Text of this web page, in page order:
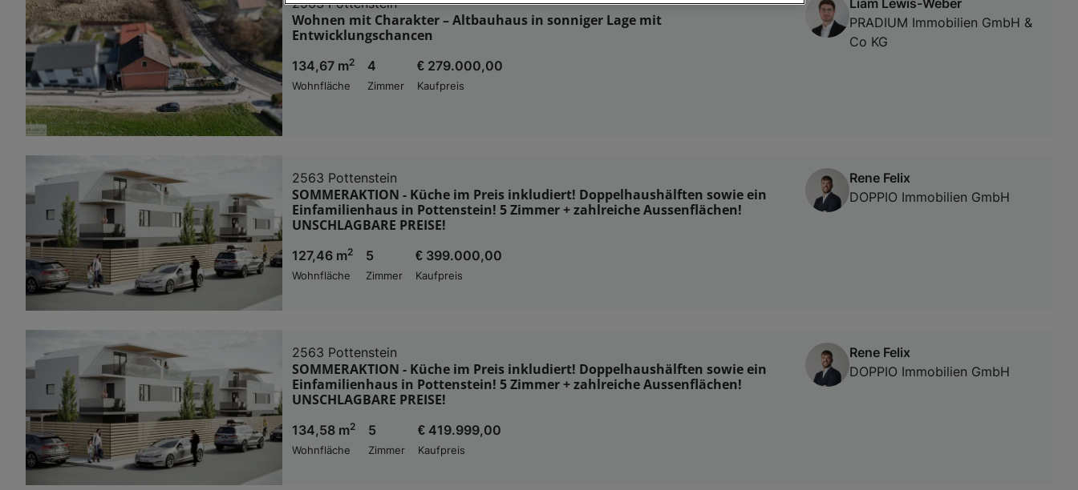
Wohnen mit Charakter – Altbauhaus in sonniger Lage mit
Entwicklungschancen
134,67 m2
Wohnfläche
4
Zimmer
€ 279.000,00
Kaufpreis
PRADIUM Immobilien GmbH &
Co KG
2563 Pottenstein
SOMMERAKTION - Küche im Preis inkludiert! Doppelhaushälften sowie ein
Einfamilienhaus in Pottenstein! 5 Zimmer + zahlreiche Aussenflächen!
UNSCHLAGBARE PREISE!
127,46 m2
Wohnfläche
5
Zimmer
€ 399.000,00
Kaufpreis
Rene Felix
DOPPIO Immobilien GmbH
2563 Pottenstein
SOMMERAKTION - Küche im Preis inkludiert! Doppelhaushälften sowie ein
Einfamilienhaus in Pottenstein! 5 Zimmer + zahlreiche Aussenflächen!
UNSCHLAGBARE PREISE!
134,58 m2
Wohnfläche
5
Zimmer
€ 419.999,00
Kaufpreis
Rene Felix
DOPPIO Immobilien GmbH
Wir und unsere Partner verarbeiten Daten, um Folgendes bereitzustellen:
Verwendung genauer Standortdaten. Endgeräteeigenschaften zur Identifikation aktiv abfragen. Speichern von oder Zugriff
Performance von Inhalten, Zielgruppenforschung sowie Entwicklung und Verbesserung von Angeboten.
Liste der Partner (Lieferanten)